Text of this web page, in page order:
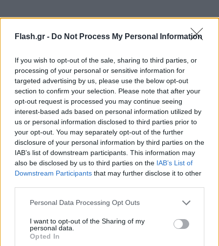
Flash.gr - Do Not Process My Personal Information
If you wish to opt-out of the sale, sharing to third parties, or
processing of your personal or sensitive information for
targeted advertising by us, please use the below opt-out
section to confirm your selection. Please note that after your
opt-out request is processed you may continue seeing
interest-based ads based on personal information utilized by
us or personal information disclosed to third parties prior to
your opt-out. You may separately opt-out of the further
disclosure of your personal information by third parties on the
IAB’s list of downstream participants. This information may
also be disclosed by us to third parties on the IAB’s List of
Downstream Participants that may further disclose it to other
Please note that this website/app uses one or more Google
not limited to your visit or usage behaviour. You may click to
grant or deny consent to Google and its third-party tags to
use your data for below specified purposes in below Google
Personal Data Processing Opt Outs
I want to opt-out of the Sharing of my
personal data.
Opted In